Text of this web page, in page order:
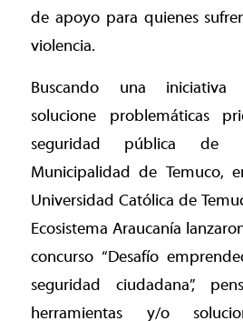
de apoyo para quienes
violencia.
Buscando una iniciativa
solucione problemáticas
seguridad pública de
Municipalidad de Temuco,
Universidad Católica de
Ecosistema Araucanía
concurso “Desafío
seguridad ciudadana”,
herramientas y/o